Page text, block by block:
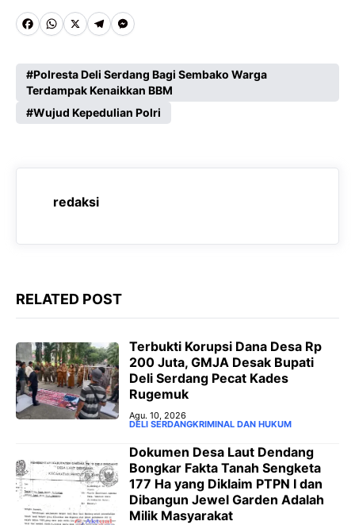
F
c
e
b
W
a
t
s
p
X T
l
e
g
m
M
s
s
e
Polresta Deli Serdang Bagi Sembako Warga
Terdampak Kenaikkan BBM
Wujud Kepedulian Polri
redaksi
RELATED POST
Terbukti Korupsi Dana Desa Rp
200 Juta, GMJA Desak Bupati
Deli Serdang Pecat Kades
Rugemuk
Agu. 10, 2026
DELI SERDANGKRIMINAL DAN HUKUM
Dokumen Desa Laut Dendang
Bongkar Fakta Tanah Sengketa
177 Ha yang Diklaim PTPN I dan
Dibangun Jewel Garden Adalah
Milik Masyarakat